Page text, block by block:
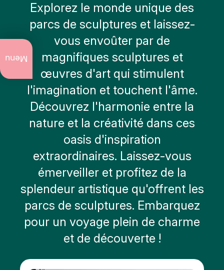
Ce qu'il y a à
faire
Événements
annuels
Art et
culture
de
Nature
public
Menu
Explorez le monde unique des
parcs de sculptures et laissez-
vous envoûter par de
magnifiques sculptures et
œuvres d'art qui stimulent
l'imagination et touchent l'âme.
Découvrez l'harmonie entre la
nature et la créativité dans ces
oasis d'inspiration
extraordinaires. Laissez-vous
émerveiller et profitez de la
splendeur artistique qu'offrent les
parcs de sculptures. Embarquez
pour un voyage plein de charme
et de découverte !